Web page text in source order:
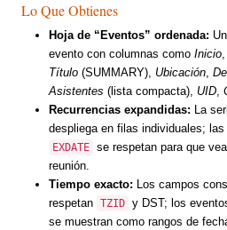
Lo Que Obtienes
Hoja de “Eventos” ordenada:
evento con columnas como Inicio,
Título (SUMMARY), Ubicación,
Asistentes (lista compacta), UID,
Recurrencias expandidas: La
despliega en filas individuales;
EXDATE se respetan para que
reunión.
Tiempo exacto: Los campos
respetan TZID y DST; los
se muestran como rangos de